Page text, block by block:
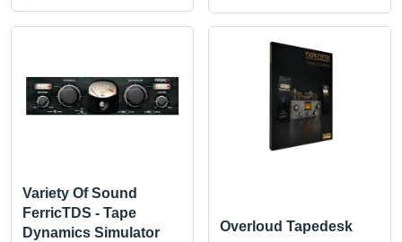
Variety Of Sound
FerricTDS - Tape
Dynamics Simulator
Overloud Tapedesk